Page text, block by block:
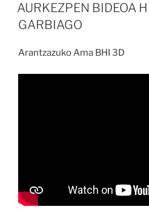
AURKEZPEN BIDEOA
GARBIAGO
Arantzazuko Ama BHI 3D